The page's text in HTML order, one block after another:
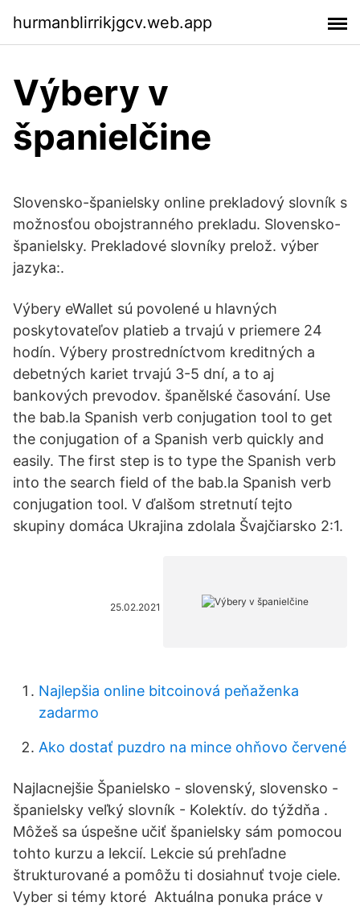
hurmanblirrikjgcv.web.app
Výbery v
španielčine
Slovensko-španielsky online prekladový slovník s
možnosťou obojstranného prekladu. Slovensko-
španielsky. Prekladové slovníky prelož. výber
jazyka:.
Výbery eWallet sú povolené u hlavných
poskytovateľov platieb a trvajú v priemere 24
hodín. Výbery prostredníctvom kreditných a
debetných kariet trvajú 3-5 dní, a to aj
bankových prevodov. španělské časování. Use
the bab.la Spanish verb conjugation tool to get
the conjugation of a Spanish verb quickly and
easily. The first step is to type the Spanish verb
into the search field of the bab.la Spanish verb
conjugation tool. V ďalšom stretnutí tejto
skupiny domáca Ukrajina zdolala Švajčiarsko 2:1.
25.02.2021
Najlepšia online bitcoinová peňaženka
zadarmo
Ako dostať puzdro na mince ohňovo červené
Najlacnejšie Španielsko - slovenský, slovensko -
španielsky veľký slovník - Kolektív. do týždňa .
Môžeš sa úspešne učiť španielsky sám pomocou
tohto kurzu a lekcií. Lekcie sú prehľadne
štrukturované a pomôžu ti dosiahnuť tvoje ciele.
Vyber si témy ktoré Aktuálna ponuka práce v